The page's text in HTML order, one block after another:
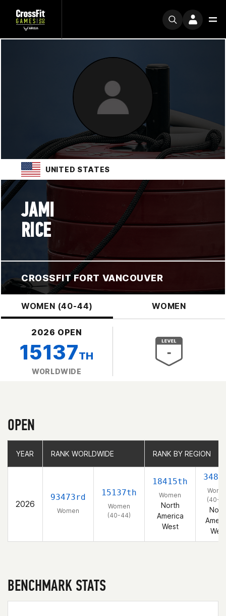
UNITED STATES
JAMI
RICE
CROSSFIT FORT VANCOUVER
WOMEN (40-44) WOMEN
2026 OPEN
15137TH
WORLDWIDE
OPEN
YEAR RANK WORLDWIDE RANK BY REGION
2026
93473rd
Women
15137th
Women
(40-44)
18415th
Women
North
America
West
(40-
YEAR RANK WORLDWIDE RANK BY REGION
BENCHMARK STATS